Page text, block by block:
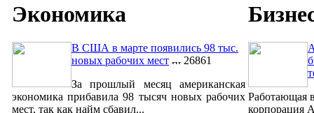
Экономика
В США в марте появились 98 тыс.
новых рабочих мест
26861
За прошлый месяц американская
экономика прибавила 98 тысяч новых рабочих
мест, так как найм сбавил...
Работающая
корпорация